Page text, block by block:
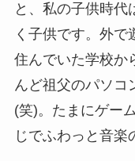
と、私の子供時代
く子供です。外
住んでいた学校か
んど祖父のパソコ
(笑)。たまにゲー
じでふわっと音楽